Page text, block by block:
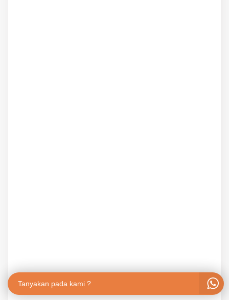
Tanyakan pada kami ?